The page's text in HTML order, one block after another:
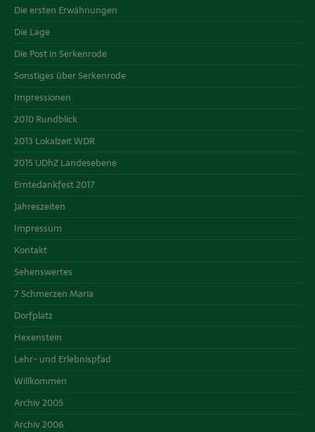
Die ersten Erwähnungen
Die Lage
Die Post in Serkenrode
Sonstiges über Serkenrode
Impressionen
2010 Rundblick
2013 Lokalzeit WDR
2015 UDhZ Landesebene
Erntedankfest 2017
Jahreszeiten
Impressum
Kontakt
Sehenswertes
7 Schmerzen Maria
Dorfplatz
Hexenstein
Lehr- und Erlebnispfad
Willkommen
Archiv 2005
Archiv 2006